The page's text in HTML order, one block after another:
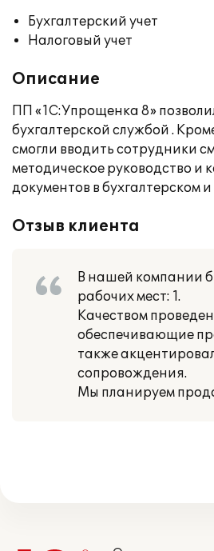
Бухгалтерский учет
Налоговый учет
Описание
ПП «1С:Упрощенка 8»
бухгалтерской службой .
смогли вводить сотрудники
методическое руководство
документов в бухгалтерском
Отзыв клиента
В нашей компании
рабочих мест: 1.
Качеством
обеспечивающие
также
сопровождения.
Мы планируем